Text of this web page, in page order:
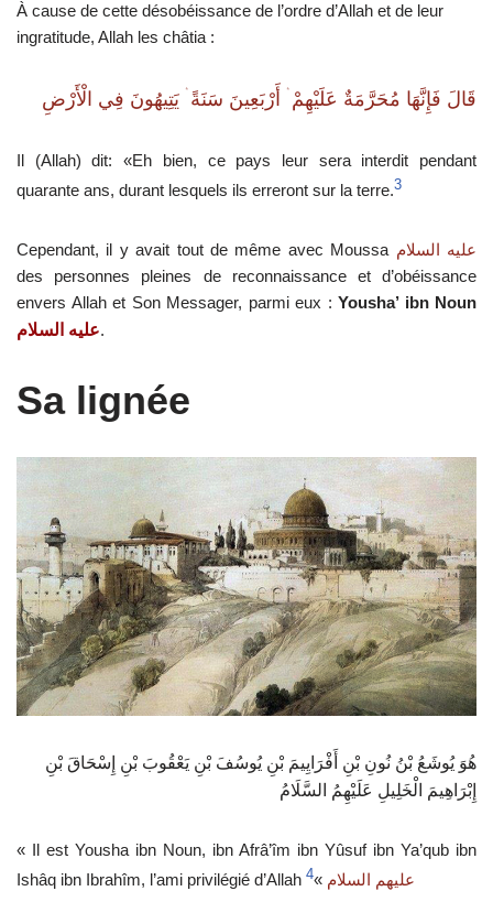
À cause de cette désobéissance de l’ordre d’Allah et de leur
ingratitude, Allah les châtia :
قَالَ فَإِنَّهَا مُحَرَّمَةٌ عَلَيْهِمْ ۛ أَرْبَعِينَ سَنَةً ۛ يَتِيهُونَ فِي الْأَرْضِ
Il (Allah) dit: «Eh bien, ce pays leur sera interdit pendant
quarante ans, durant lesquels ils erreront sur la terre.3
Cependant, il y avait tout de même avec Moussa عليه السلام
des personnes pleines de reconnaissance et d’obéissance
envers Allah et Son Messager, parmi eux : Yousha’ ibn Noun
عليه السلام.
Sa lignée
هُوَ يُوشَعُ بْنُ نُونِ بْنِ أَفْرَايِيمَ بْنِ يُوسُفَ بْنِ يَعْقُوبَ بْنِ إِسْحَاقَ بْنِ
إِبْرَاهِيمَ الْخَلِيلِ عَلَيْهِمُ السَّلَامُ
« Il est Yousha ibn Noun, ibn Afrâ’îm ibn Yûsuf ibn Ya’qub ibn
Ishâq ibn Ibrahîm, l’ami privilégié d’Allah
عليهم السلام »
4